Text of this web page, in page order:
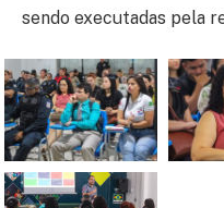
sendo executadas pela